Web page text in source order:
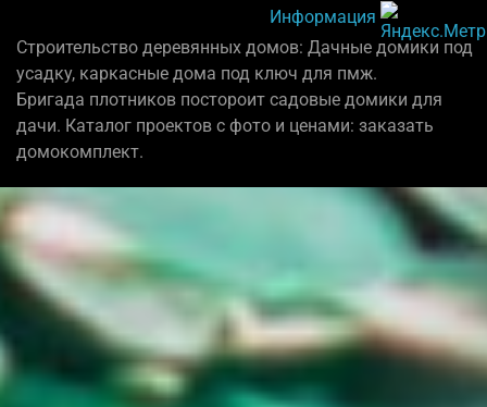
Информация
Строительство деревянных домов: Дачные домики под
усадку, каркасные дома под ключ для пмж.
Бригада плотников постороит садовые домики для
дачи. Каталог проектов с фото и ценами: заказать
домокомплект.